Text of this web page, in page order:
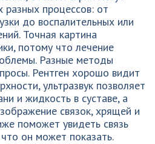
процессов: от
до воспалительных или
Точная картина
потому что лечение
Разные методы
Рентген хорошо видит
ультразвук позволяет
и жидкость в суставе, а
связок, хрящей и
поможет увидеть связь
он может показать.